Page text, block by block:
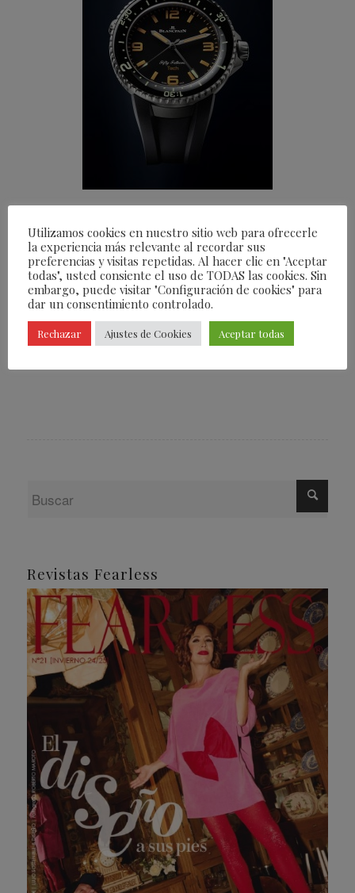
24/03/2023 POR FEARLESS
Compartir esta entrada
Revistas Fearless
Utilizamos cookies en nuestro sitio web para ofrecerle
la experiencia más relevante al recordar sus
preferencias y visitas repetidas. Al hacer clic en "Aceptar
todas", usted consiente el uso de TODAS las cookies. Sin
embargo, puede visitar "Configuración de cookies" para
dar un consentimiento controlado.
Rechazar Ajustes de Cookies Aceptar todas